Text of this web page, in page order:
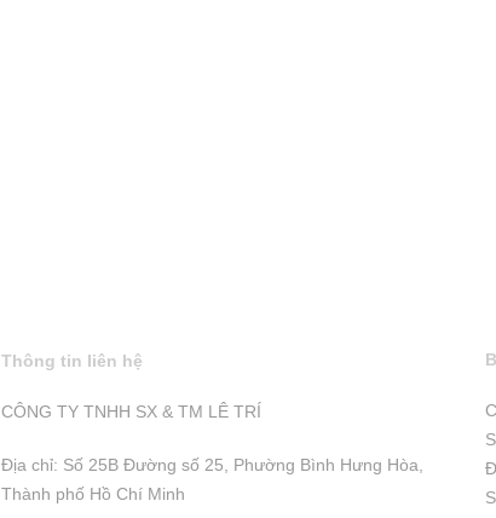
Thông tin liên hệ
CÔNG TY TNHH SX & TM LÊ TRÍ
Địa chỉ: Số 25B Đường số 25, Phường Bình Hưng Hòa,
Thành phố Hồ Chí Minh